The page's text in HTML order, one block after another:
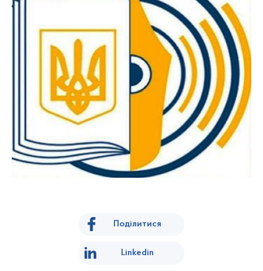
Поділитися
Linkedin